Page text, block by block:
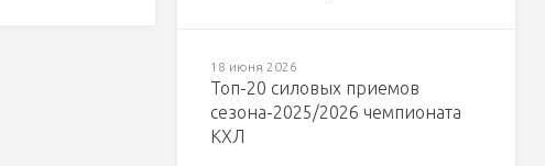
18 июня 2026
Топ-20 силовых приемов
сезона-2025/2026 чемпионата
КХЛ